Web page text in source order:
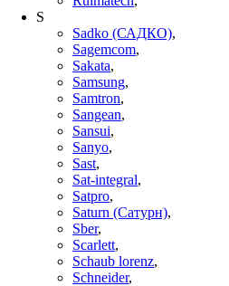
S
Sadko (САДКО),
Sagemcom,
Sakata,
Samsung,
Samtron,
Sangean,
Sansui,
Sanyo,
Sast,
Sat-integral,
Satpro,
Saturn (Сатурн),
Sber,
Scarlett,
Schaub lorenz,
Schneider,